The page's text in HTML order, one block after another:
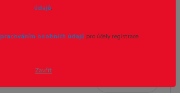
údajů.
osobních údajů pro účely registrace.
Zavřít